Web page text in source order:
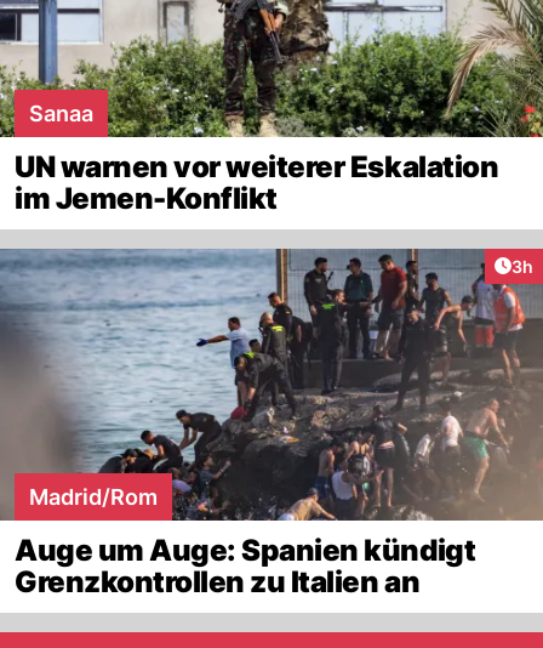
Sanaa
UN warnen vor weiterer Eskalation
im Jemen-Konflikt
3h
Madrid/Rom
Auge um Auge: Spanien kündigt
Grenzkontrollen zu Italien an